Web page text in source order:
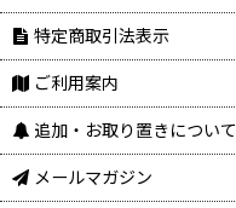
特定商取引法表示
ご利用案内
追加・お取り置きについて
メールマガジン